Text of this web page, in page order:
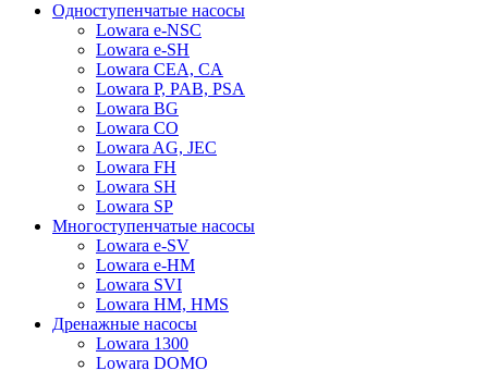
Одноступенчатые насосы
Lowara e-NSC
Lowara e-SH
Lowara CEA, CA
Lowara P, PAB, PSA
Lowara BG
Lowara CO
Lowara AG, JEC
Lowara FH
Lowara SH
Lowara SP
Многоступенчатые насосы
Lowara e-SV
Lowara e-HM
Lowara SVI
Lowara HM, HMS
Дренажные насосы
Lowara 1300
Lowara DOMO